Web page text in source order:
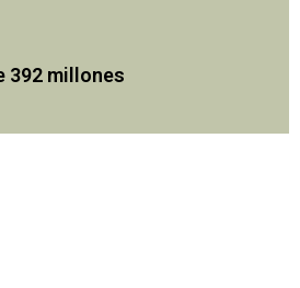
392 millones